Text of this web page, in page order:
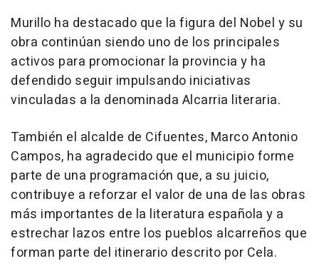
Murillo ha destacado que la figura del Nobel y su
obra continúan siendo uno de los principales
activos para promocionar la provincia y ha
defendido seguir impulsando iniciativas
vinculadas a la denominada Alcarria literaria.
También el alcalde de Cifuentes, Marco Antonio
Campos, ha agradecido que el municipio forme
parte de una programación que, a su juicio,
contribuye a reforzar el valor de una de las obras
más importantes de la literatura española y a
estrechar lazos entre los pueblos alcarreños que
forman parte del itinerario descrito por Cela.